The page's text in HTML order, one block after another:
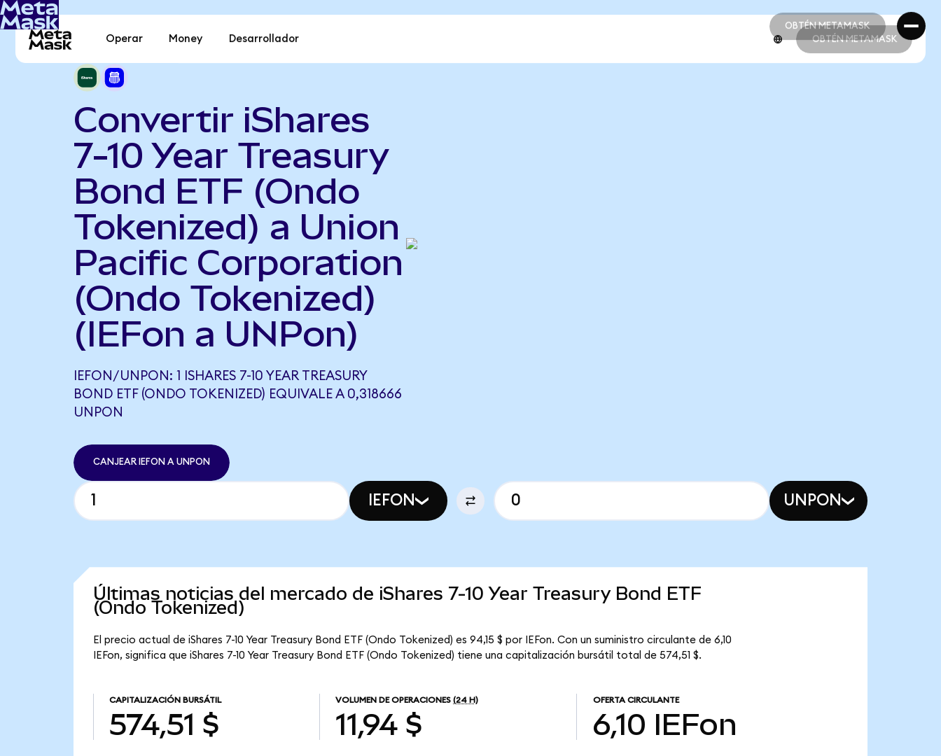
OBTÉN METAMASK
OBTÉN METAMASK
Operar Money Desarrollador OBTÉN METAMASK
Convertir iShares
7-10 Year Treasury
Bond ETF (Ondo
Tokenized) a Union
Pacific Corporation
(Ondo Tokenized)
(IEFon a UNPon)
IEFON/UNPON: 1 ISHARES 7-10 YEAR TREASURY
BOND ETF (ONDO TOKENIZED) EQUIVALE A 0,318666
UNPON
CANJEAR IEFON A UNPON
IEFON UNPON
Últimas noticias del mercado de iShares 7-10 Year Treasury Bond ETF
(Ondo Tokenized)
El precio actual de iShares 7-10 Year Treasury Bond ETF (Ondo Tokenized) es 94,15 $ por IEFon. Con un suministro circulante de 6,10
IEFon, significa que iShares 7-10 Year Treasury Bond ETF (Ondo Tokenized) tiene una capitalización bursátil total de 574,51 $.
CAPITALIZACIÓN BURSÁTIL
574,51 $
VOLUMEN DE OPERACIONES (24 H)
11,94 $
OFERTA CIRCULANTE
6,10 IEFon